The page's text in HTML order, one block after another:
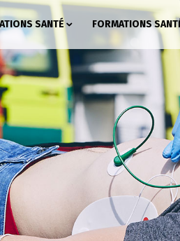
SANTÉ FORMATIONS